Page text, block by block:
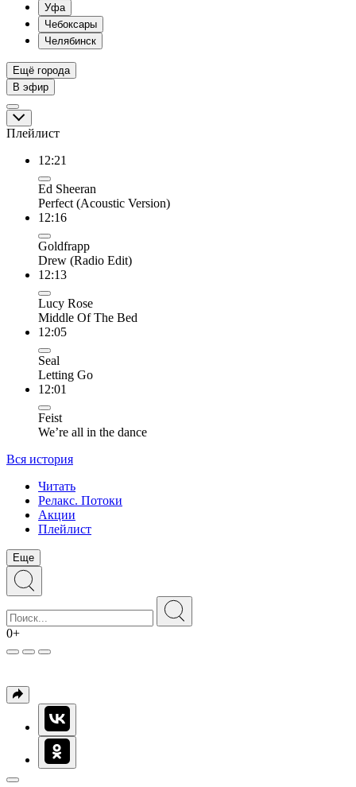
Уфа
Чебоксары
Челябинск
Ещё города
В эфир
Плейлист
12:21
Ed Sheeran
Perfect (Acoustic Version)
12:16
Goldfrapp
Drew (Radio Edit)
12:13
Lucy Rose
Middle Of The Bed
12:05
Seal
Letting Go
12:01
Feist
We’re all in the dance
Вся история
Читать
Релакс. Потоки
Акции
Плейлист
Еще
0+